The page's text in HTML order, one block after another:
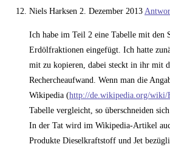
Niels Harksen 2. Dezember 2013
Ich habe im Teil 2 eine Tabelle mit den
Erdölfraktionen eingefügt. Ich hatte
mit zu kopieren, dabei steckt in ihr mit
Rechercheaufwand. Wenn man die
Wikipedia (http://de.wikipedia.org/wiki/
Tabelle vergleicht, so überschneiden
In der Tat wird im Wikipedia-Artikel
Produkte Dieselkraftstoff und Jet